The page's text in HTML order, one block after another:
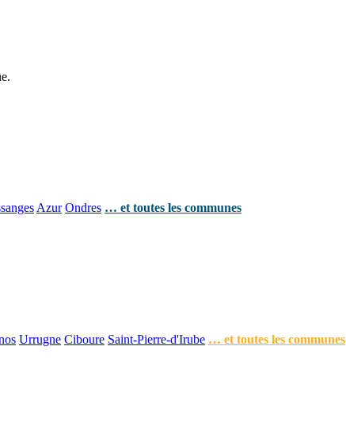
Azur Ondres … et toutes les communes
Urrugne Ciboure Saint-Pierre-d'Irube … et toutes les communes